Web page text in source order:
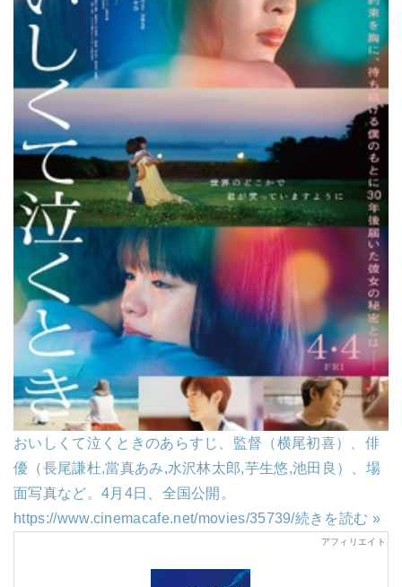
おいしくて泣くときのあらすじ、監督（横尾初喜）、俳
優（長尾謙杜,當真あみ,水沢林太郎,芋生悠,池田良）、場
面写真など。4月4日、全国公開。
https://www.cinemacafe.net/movies/35739/続きを読む »